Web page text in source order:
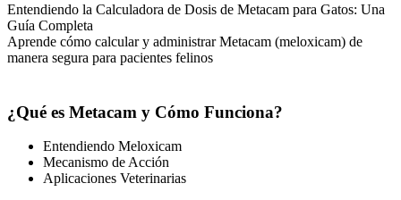
Entendiendo la Calculadora de Dosis de Metacam para Gatos: Una
Guía Completa
Aprende cómo calcular y administrar Metacam (meloxicam) de
manera segura para pacientes felinos
¿Qué es Metacam y Cómo Funciona?
Entendiendo Meloxicam
Mecanismo de Acción
Aplicaciones Veterinarias